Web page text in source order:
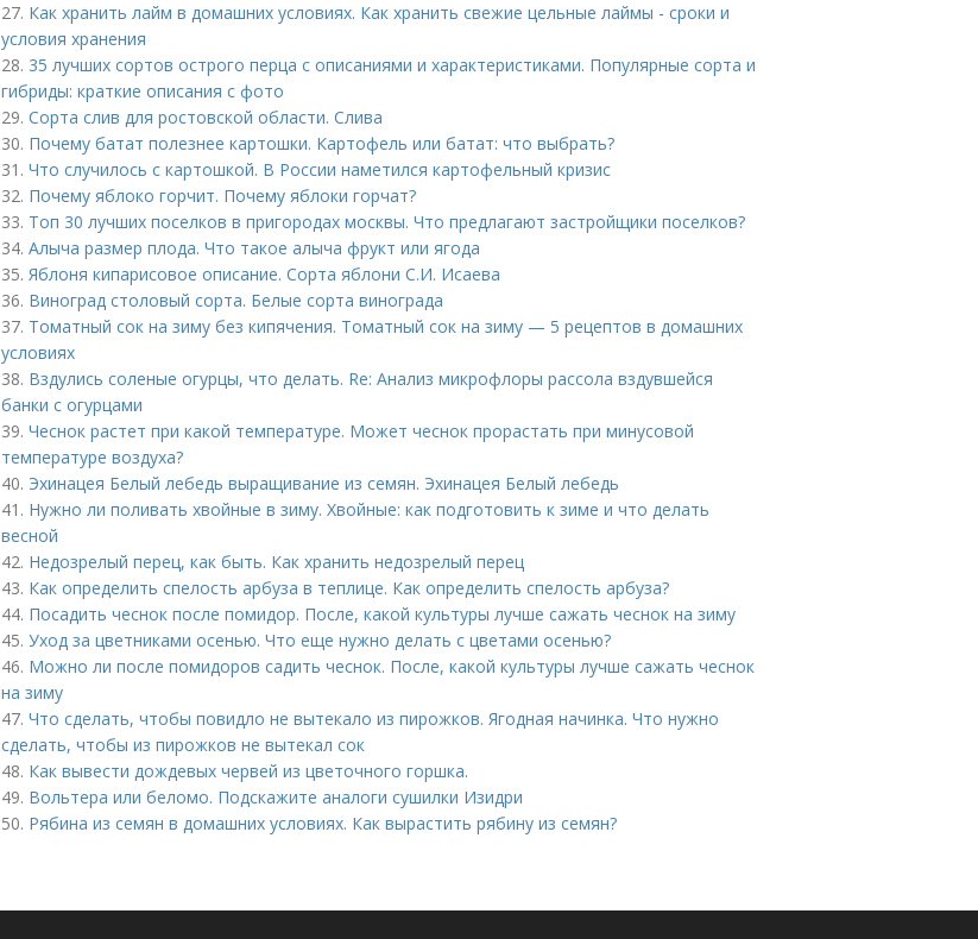
27. Как хранить лайм в домашних условиях. Как хранить свежие цельные лаймы - сроки и
условия хранения
28. 35 лучших сортов острого перца с описаниями и характеристиками. Популярные сорта и
гибриды: краткие описания с фото
29. Сорта слив для ростовской области. Слива
30. Почему батат полезнее картошки. Картофель или батат: что выбрать?
31. Что случилось с картошкой. В России наметился картофельный кризис
32. Почему яблоко горчит. Почему яблоки горчат?
33. Топ 30 лучших поселков в пригородах москвы. Что предлагают застройщики поселков?
34. Алыча размер плода. Что такое алыча фрукт или ягода
35. Яблоня кипарисовое описание. Сорта яблони С.И. Исаева
36. Виноград столовый сорта. Белые сорта винограда
37. Томатный сок на зиму без кипячения. Томатный сок на зиму — 5 рецептов в домашних
условиях
38. Вздулись соленые огурцы, что делать. Re: Анализ микрофлоры рассола вздувшейся
банки с огурцами
39. Чеснок растет при какой температуре. Может чеснок прорастать при минусовой
температуре воздуха?
40. Эхинацея Белый лебедь выращивание из семян. Эхинацея Белый лебедь
41. Нужно ли поливать хвойные в зиму. Хвойные: как подготовить к зиме и что делать
весной
42. Недозрелый перец, как быть. Как хранить недозрелый перец
43. Как определить спелость арбуза в теплице. Как определить спелость арбуза?
44. Посадить чеснок после помидор. После, какой культуры лучше сажать чеснок на зиму
45. Уход за цветниками осенью. Что еще нужно делать с цветами осенью?
46. Можно ли после помидоров садить чеснок. После, какой культуры лучше сажать чеснок
на зиму
47. Что сделать, чтобы повидло не вытекало из пирожков. Ягодная начинка. Что нужно
сделать, чтобы из пирожков не вытекал сок
48. Как вывести дождевых червей из цветочного горшка.
49. Вольтера или беломо. Подскажите аналоги сушилки Изидри
50. Рябина из семян в домашних условиях. Как вырастить рябину из семян?